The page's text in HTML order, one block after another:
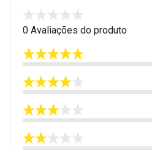
0 Avaliações do produto